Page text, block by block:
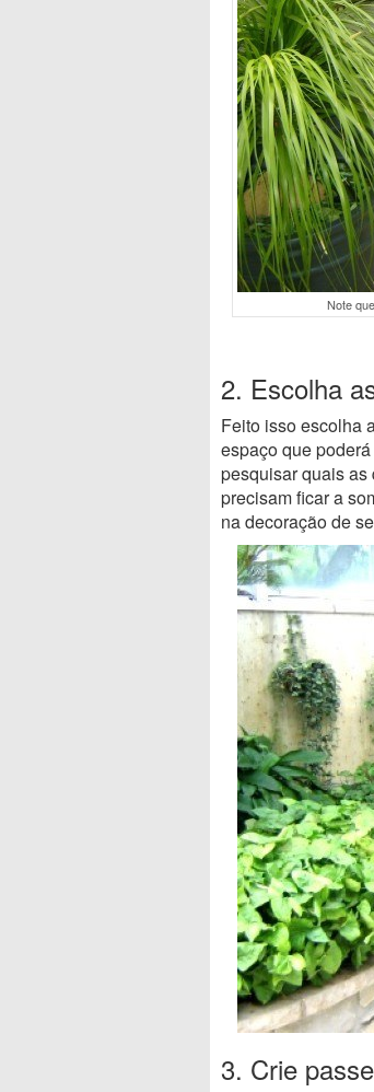
Note
2. Escolha
Feito isso escolha
espaço que
pesquisar quais as
precisam ficar a
na decoração de
3. Crie